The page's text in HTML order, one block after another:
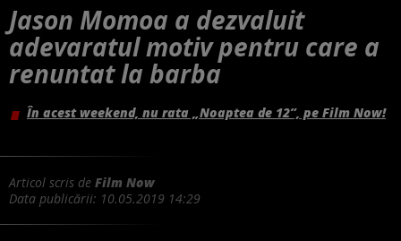
Jason Momoa a dezvaluit
adevaratul motiv pentru care a
renuntat la barba
În acest weekend, nu rata „Noaptea de 12”, pe Film Now!
Articol scris de Film Now
Data publicării: 10.05.2019 14:29